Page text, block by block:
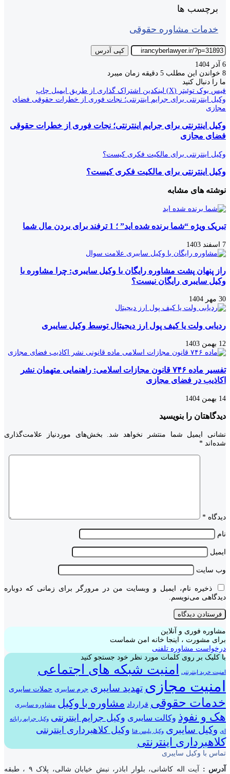
برچسب ها
خدمات مشاوره حقوقی
کپی آدرس
6 آذر 1404
8 خواندن این مطلب 5 دقیقه زمان میبرد
ما را دنبال کنید
فیس بوک توئیتر (X) لینکدین اشتراک گذاری از طریق ایمیل چاپ
وکیل اینترنتی برای جرایم اینترنتی؛ نجات فوری از خطرات حقوقی فضای
مجازی
وکیل اینترنتی برای جرایم اینترنتی؛ نجات فوری از خطرات حقوقی
فضای مجازی
وکیل اینترنتی برای مالکیت فکری کیست؟
وکیل اینترنتی برای مالکیت فکری کیست؟
نوشته های مشابه
تبریک ویژه “شما برنده شده اید” ؛ 1 ترفند برای بردن مال شما
7 اسفند 1403
راز پنهان پشت مشاوره رایگان با وکیل سایبری: چرا مشاوره با
وکیل سایبری رایگان نیست؟
30 مهر 1404
ردیابی ولت یا کیف پول ارز دیجیتال توسط وکیل سایبری
12 بهمن 1403
تفسیر ماده ۷۴۶ قانون مجازات اسلامی: راهنمایی متهمان نشر
اکاذیب در فضای مجازی
14 بهمن 1404
دیدگاهتان را بنویسید
نشانی ایمیل شما منتشر نخواهد شد.
بخش‌های موردنیاز علامت‌گذاری
شده‌اند *
دیدگاه *
نام
ایمیل
وب‌ سایت
ذخیره نام، ایمیل و وبسایت من در مرورگر برای زمانی که دوباره
دیدگاهی می‌نویسم.
مشاوره فوری و آنلاین
برای مشورت ، اینجا خانه امن شماست
درخواست مشاوره تلفنی
با کلیک بر روی کلمات مورد نظر خود جستجو کنید
امنیت خرید اینترنتی امنیت شبکه های اجتماعی
امنیت مجازی تهدید سایبری جرم سایبری حملات سایبری
خدمات حقوقی قرارداد مشاوره با وکیل مشاوره سایبری
هک و نفوذ وکالت سایبری وکیل جرایم اینترنتی وکیل جرایم رایانه
ای وکیل سایبری وکیل پلیس فتا وکیل کلاهبرداری اینترنتی
کلاهبرداری اینترنتی
تماس با وکیل سایبری
آدرس :
آیت اله کاشانی، بلوار اباذر، نبش خیابان شالی، پلاک ۹ ، طبقه